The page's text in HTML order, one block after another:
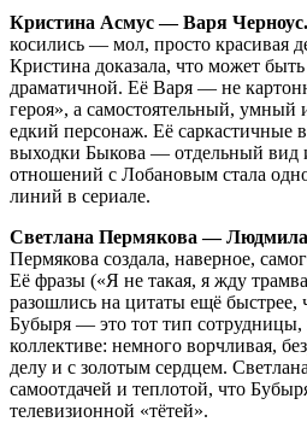
Кристина Асмус — Варя Черноус.
косились — мол, просто красивая
Кристина доказала, что может
драматичной. Её Варя — не
героя», а самостоятельный, умный
едкий персонаж. Её саркастичные
выходки Быкова — отдельный вид
отношений с Лобановым стала
линий в сериале.
Светлана Пермякова —
Пермякова создала, наверное,
Её фразы («Я не такая, я жду
разошлись на цитаты ещё быстрее,
Бубыря — это тот тип сотрудницы,
коллективе: немного ворчливая,
делу и с золотым сердцем.
самоотдачей и теплотой, что
телевизионной «тётей».